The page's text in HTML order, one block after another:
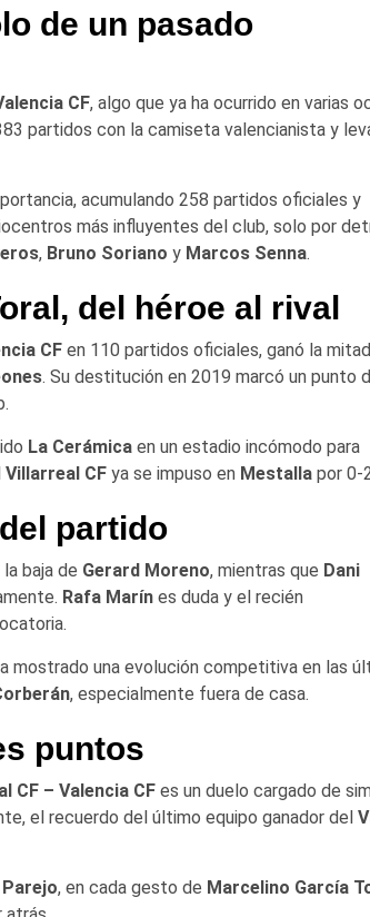
de un pasado
CF, algo que ya ha ocurrido en varias
partidos con la camiseta valencianista y
acumulando 258 partidos oficiales y
más influyentes del club, solo por
, Bruno Soriano y Marcos Senna.
, del héroe al rival
CFen 110 partidos oficiales, ganó la
. Su destitución en 2019 marcó un punto
La Cerámicaen un estadio incómodo para
Villarreal CFya se impuso en Mestallapor 0-
partido
baja de Gerard Moreno, mientras que Dani
Rafa Marínes duda y el recién
mostrado una evolución competitiva en las
, especialmente fuera de casa.
puntos
CF – Valencia CFes un duelo cargado de
el recuerdo del último equipo ganador del
Parejo, en cada gesto de Marcelino García